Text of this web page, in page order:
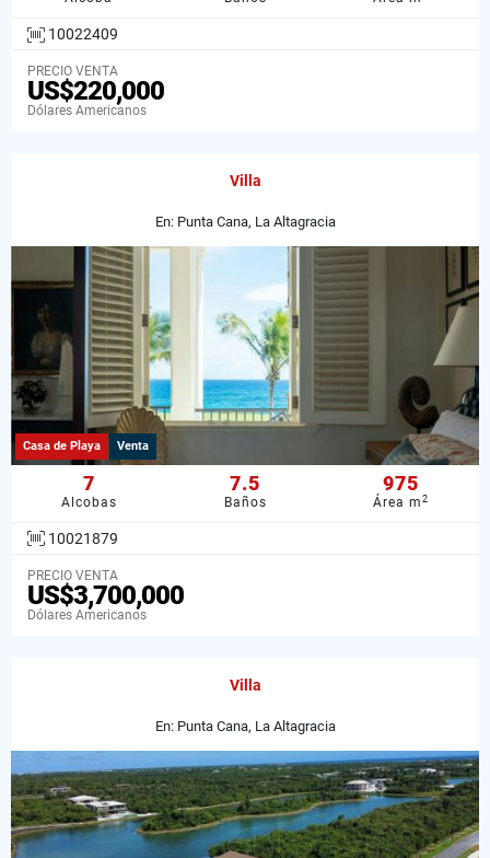
10022409
PRECIO VENTA
US$220,000
Dólares Americanos
Villa
En: Punta Cana, La Altagracia
Casa de Playa Venta
7
Alcobas
7.5
Baños
975
Área m2
10021879
PRECIO VENTA
US$3,700,000
Dólares Americanos
Villa
En: Punta Cana, La Altagracia